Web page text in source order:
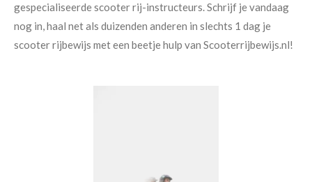
gespecialiseerde scooter rij-instructeurs. Schrijf je vandaag
nog in, haal net als duizenden anderen in slechts 1 dag je
scooter rijbewijs met een beetje hulp van Scooterrijbewijs.nl!